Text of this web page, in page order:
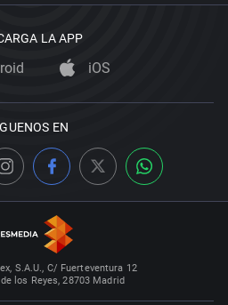
LA APP
iOS
EN
S.A.U., C/ Fuerteventura 12
los Reyes, 28703 Madrid